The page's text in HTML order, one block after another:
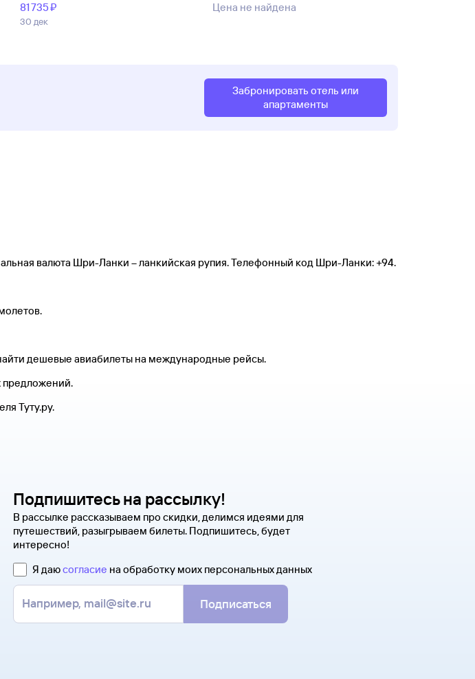
81 ⁠735 ⁠₽
30 дек
Цена не найдена
Забронировать отель или
апартаменты
валюта Шри-Ланки – ланкийская рупия. Телефонный код Шри-Ланки: +94.
дешевые авиабилеты на международные рейсы.
предложений.
Туту.ру.
Подпишитесь на рассылку!
В рассылке рассказываем про скидки, делимся идеями для
путешествий, разыгрываем билеты. Подпишитесь, будет
интересно!
Я даюсогласие на обработку моих персональных данных
Подписаться